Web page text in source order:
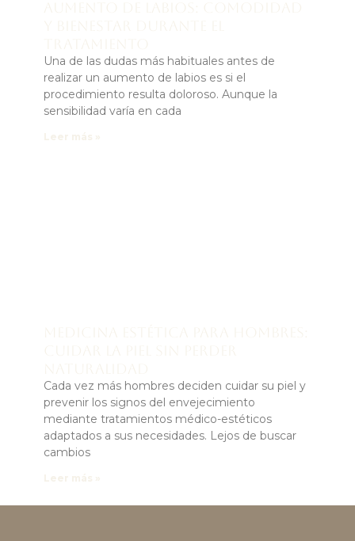
Una de las dudas más habituales antes de
realizar un aumento de labios es si el
procedimiento resulta doloroso. Aunque la
sensibilidad varía en cada
Cada vez más hombres deciden cuidar su piel y
prevenir los signos del envejecimiento
mediante tratamientos médico-estéticos
adaptados a sus necesidades. Lejos de buscar
cambios